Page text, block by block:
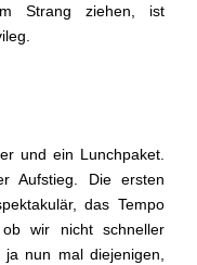
Strang ziehen, ist
und ein Lunchpaket.
Aufstieg. Die ersten
das Tempo
wir nicht schneller
nun mal diejenigen,